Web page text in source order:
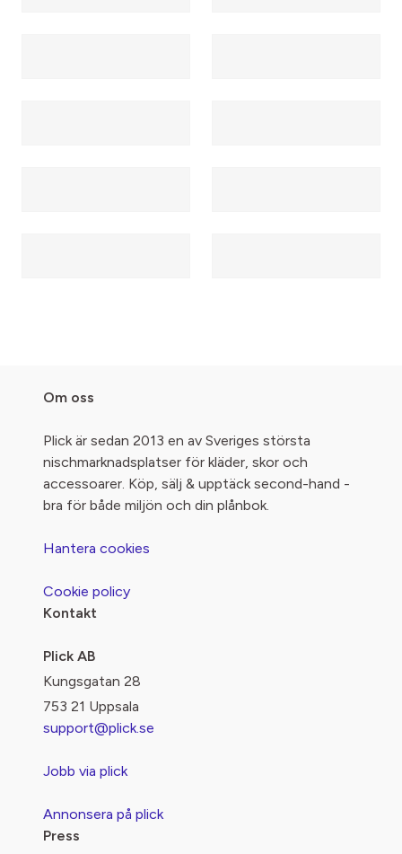
Om oss
Plick är sedan 2013 en av Sveriges största
nischmarknadsplatser för kläder, skor och
accessoarer. Köp, sälj & upptäck second-hand -
bra för både miljön och din plånbok.
Hantera cookies
Cookie policy
Kontakt
Plick AB
Kungsgatan 28
753 21 Uppsala
support@plick.se
Jobb via plick
Annonsera på plick
Press